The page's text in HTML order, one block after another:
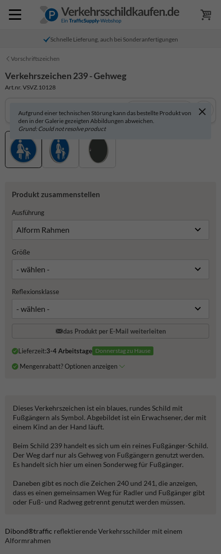
Schnelle Lieferung, auch bei Sonderanfertigungen
Vorschriftszeichen
Verkehrszeichen 239 - Gehweg
Art.nr. VSVZ.10128
Aufgrund einer technischen Störung kann das bestellte Produkt von
den in der Galerie gezeigten Abbildungen abweichen.
Grund: Could not resolve product
In 3D anzeigen
Produkt zusammenstellen
Ausführung
Größe
Reflexionsklasse
das Produkt per E-Mail weiterleiten
Lieferzeit:3-4 Arbeitstage Donnerstag zu Hause
Mengenrabatt? Optionen anzeigen
Dieses Verkehrszeichen ist ein blaues, rundes Schild mit
Fußgängern als Symbol. Abgebildet ist ein Erwachsener, der mit
einem Kind an der Hand läuft.
Beim Schild 239 handelt es sich um ein reines Fußgänger-Schild.
Der Weg darf nur als Gehweg von Fußgängern genutzt werden.
Es handelt sich hier um einen Sonderweg für Fußgänger.
Daneben gibt es noch die Zeichen 240 und 241, die anzeigen,
dass es einen gemeinsamen Weg für Radler und Fußgänger gibt
oder Fuß- und Radweg getrennt genutzt werden müssen.
Dibond®traffic reflektierende Verkehrsschilder mit einem
Alformrahmen